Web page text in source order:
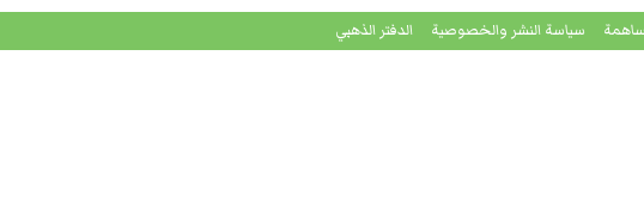
سياسة النشر والخصوصية الدفتر الذهبي